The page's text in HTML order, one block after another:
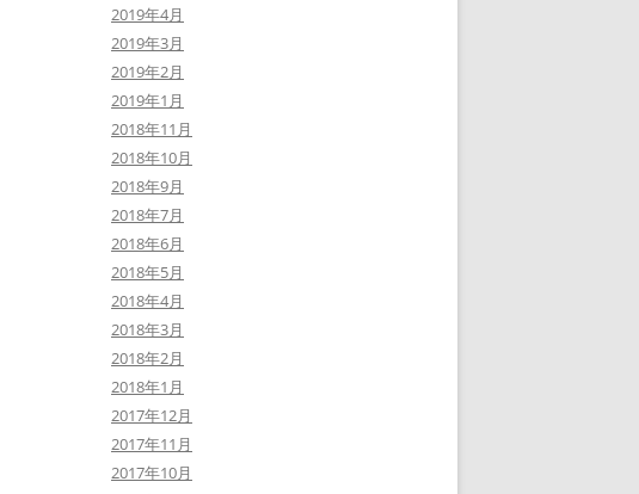
2019年4月
2019年3月
2019年2月
2019年1月
2018年11月
2018年10月
2018年9月
2018年7月
2018年6月
2018年5月
2018年4月
2018年3月
2018年2月
2018年1月
2017年12月
2017年11月
2017年10月